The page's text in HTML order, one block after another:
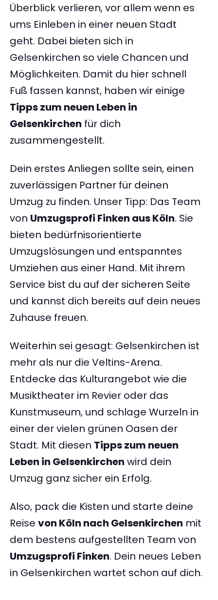
Überblick verlieren, vor allem wenn es
ums Einleben in einer neuen Stadt
geht. Dabei bieten sich in
Gelsenkirchen so viele Chancen und
Möglichkeiten. Damit du hier schnell
Fuß fassen kannst, haben wir einige
Tipps zum neuen Leben in
Gelsenkirchen für dich
zusammengestellt.
Dein erstes Anliegen sollte sein, einen
zuverlässigen Partner für deinen
Umzug zu finden. Unser Tipp: Das Team
von Umzugsprofi Finken aus Köln. Sie
bieten bedürfnisorientierte
Umzugslösungen und entspanntes
Umziehen aus einer Hand. Mit ihrem
Service bist du auf der sicheren Seite
und kannst dich bereits auf dein neues
Zuhause freuen.
Weiterhin sei gesagt: Gelsenkirchen ist
mehr als nur die Veltins-Arena.
Entdecke das Kulturangebot wie die
Musiktheater im Revier oder das
Kunstmuseum, und schlage Wurzeln in
einer der vielen grünen Oasen der
Stadt. Mit diesen Tipps zum neuen
Leben in Gelsenkirchen wird dein
Umzug ganz sicher ein Erfolg.
Also, pack die Kisten und starte deine
Reise von Köln nach Gelsenkirchen mit
dem bestens aufgestellten Team von
Umzugsprofi Finken. Dein neues Leben
in Gelsenkirchen wartet schon auf dich.